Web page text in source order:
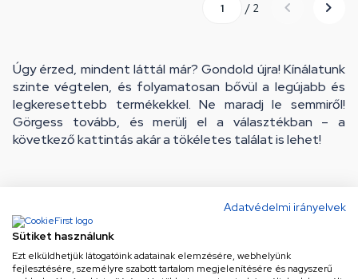
Adatvédelmi irányelvek
Sütiket használunk
Ezt elküldhetjük látogatóink adatainak elemzésére, webhelyünk
fejlesztésére, személyre szabott tartalom megjelenítésére és nagyszerű
/ 2
Úgy érzed, mindent láttál már? Gondold újra! Kínálatunk
szinte végtelen, és folyamatosan bővül a legújabb és
legkeresettebb termékekkel. Ne maradj le semmiről!
Görgess tovább, és merülj el a választékban – a
következő kattintás akár a tökéletes találat is lehet!
Ne maradj le a legjobb